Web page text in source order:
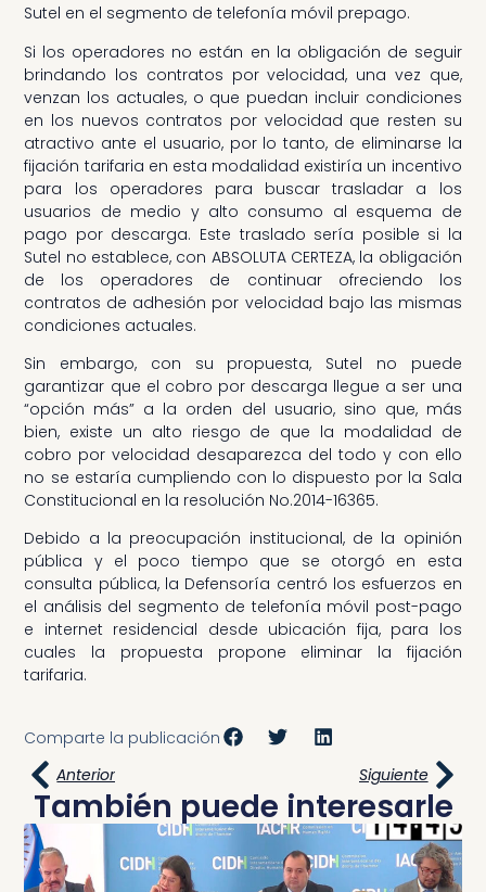
Sutel en el segmento de telefonía móvil prepago.
Si los operadores no están en la obligación de seguir
brindando los contratos por velocidad, una vez que,
venzan los actuales, o que puedan incluir condiciones
en los nuevos contratos por velocidad que resten su
atractivo ante el usuario, por lo tanto, de eliminarse la
fijación tarifaria en esta modalidad existiría un incentivo
para los operadores para buscar trasladar a los
usuarios de medio y alto consumo al esquema de
pago por descarga. Este traslado sería posible si la
Sutel no establece, con ABSOLUTA CERTEZA, la obligación
de los operadores de continuar ofreciendo los
contratos de adhesión por velocidad bajo las mismas
condiciones actuales.
Sin embargo, con su propuesta, Sutel no puede
garantizar que el cobro por descarga llegue a ser una
“opción más” a la orden del usuario, sino que, más
bien, existe un alto riesgo de que la modalidad de
cobro por velocidad desaparezca del todo y con ello
no se estaría cumpliendo con lo dispuesto por la Sala
Constitucional en la resolución No.2014-16365.
Debido a la preocupación institucional, de la opinión
pública y el poco tiempo que se otorgó en esta
consulta pública, la Defensoría centró los esfuerzos en
el análisis del segmento de telefonía móvil post-pago
e internet residencial desde ubicación fija, para los
cuales la propuesta propone eliminar la fijación
tarifaria.
Comparte la publicación
Anterior
Siguiente
También puede interesarle